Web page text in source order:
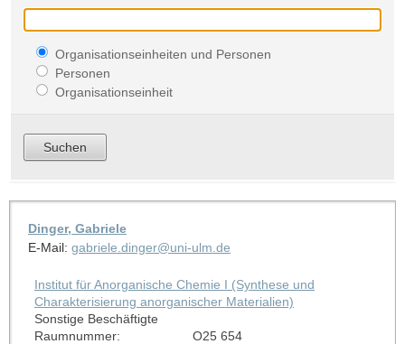
Organisationseinheiten und Personen
Personen
Organisationseinheit
Dinger, Gabriele
E-Mail: gabriele.dinger@uni-ulm.de
Institut für Anorganische Chemie I (Synthese und
Charakterisierung anorganischer Materialien)
Sonstige Beschäftigte
Raumnummer:
O25 654